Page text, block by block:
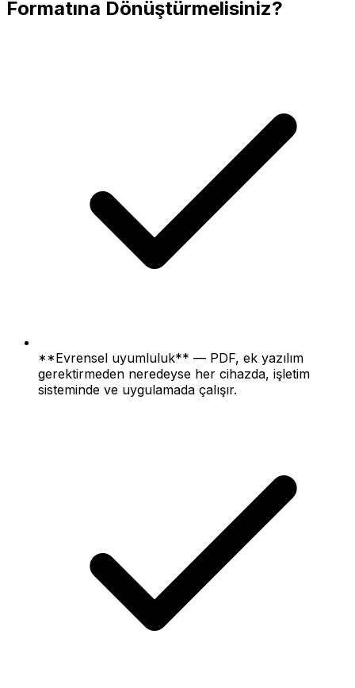
Formatına Dönüştürmelisiniz?
**Evrensel uyumluluk** — PDF, ek yazılım
gerektirmeden neredeyse her cihazda, işletim
sisteminde ve uygulamada çalışır.